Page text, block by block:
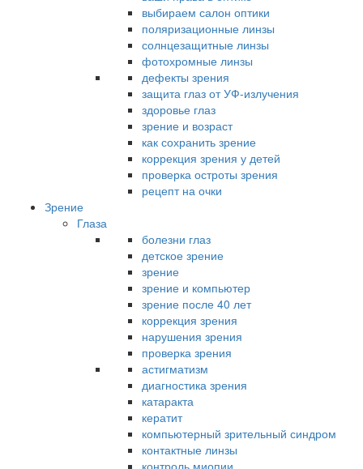
выбираем салон оптики
поляризационные линзы
солнцезащитные линзы
фотохромные линзы
дефекты зрения
защита глаз от УФ-излучения
здоровье глаз
зрение и возраст
как сохранить зрение
коррекция зрения у детей
проверка остроты зрения
рецепт на очки
Зрение
Глаза
болезни глаз
детское зрение
зрение
зрение и компьютер
зрение после 40 лет
коррекция зрения
нарушения зрения
проверка зрения
астигматизм
диагностика зрения
катаракта
кератит
компьютерный зрительный синдром
контактные линзы